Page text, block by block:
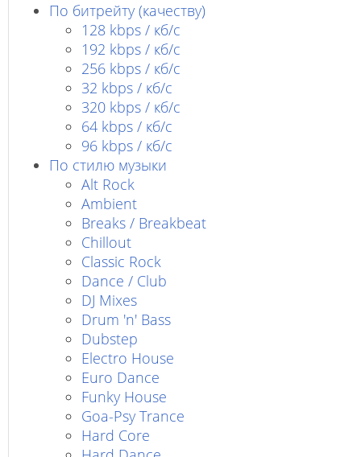
По битрейту (качеству)
128 kbps / кб/c
192 kbps / кб/c
256 kbps / кб/с
32 kbps / кб/c
320 kbps / кб/с
64 kbps / кб/c
96 kbps / кб/c
По стилю музыки
Alt Rock
Ambient
Breaks / Breakbeat
Chillout
Classic Rock
Dance / Club
DJ Mixes
Drum 'n' Bass
Dubstep
Electro House
Euro Dance
Funky House
Goa-Psy Trance
Hard Core